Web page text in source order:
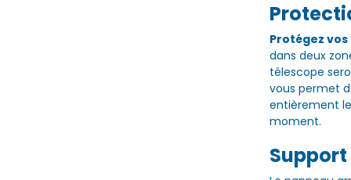
Protégez
dans deux
télescope
vous permet
entièrement
moment.